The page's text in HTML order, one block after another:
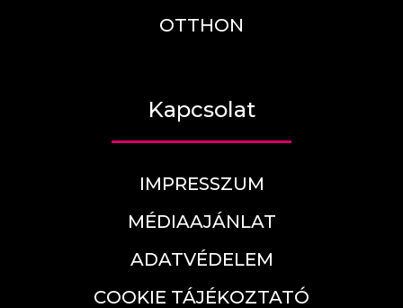
OTTHON
Kapcsolat
IMPRESSZUM
MÉDIAAJÁNLAT
ADATVÉDELEM
COOKIE TÁJÉKOZTATÓ